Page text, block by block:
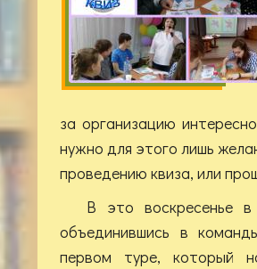
за организацию
нужно для этого лишь
проведению квиза, или
В это воскресенье
объединившись в
первом туре, который